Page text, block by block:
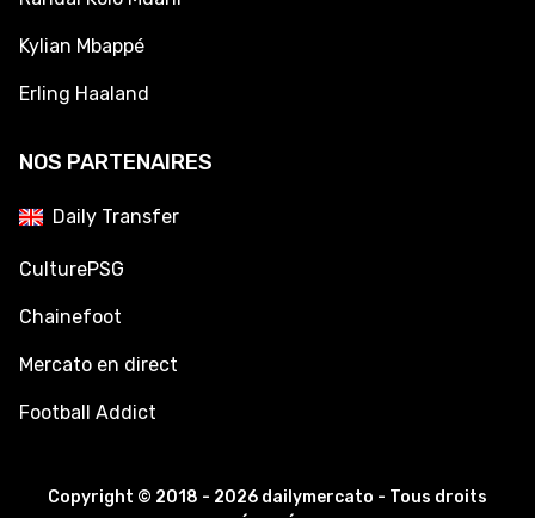
Kylian Mbappé
Erling Haaland
NOS PARTENAIRES
Daily Transfer
CulturePSG
Chainefoot
Mercato en direct
Football Addict
Copyright © 2018 - 2026 dailymercato - Tous droits